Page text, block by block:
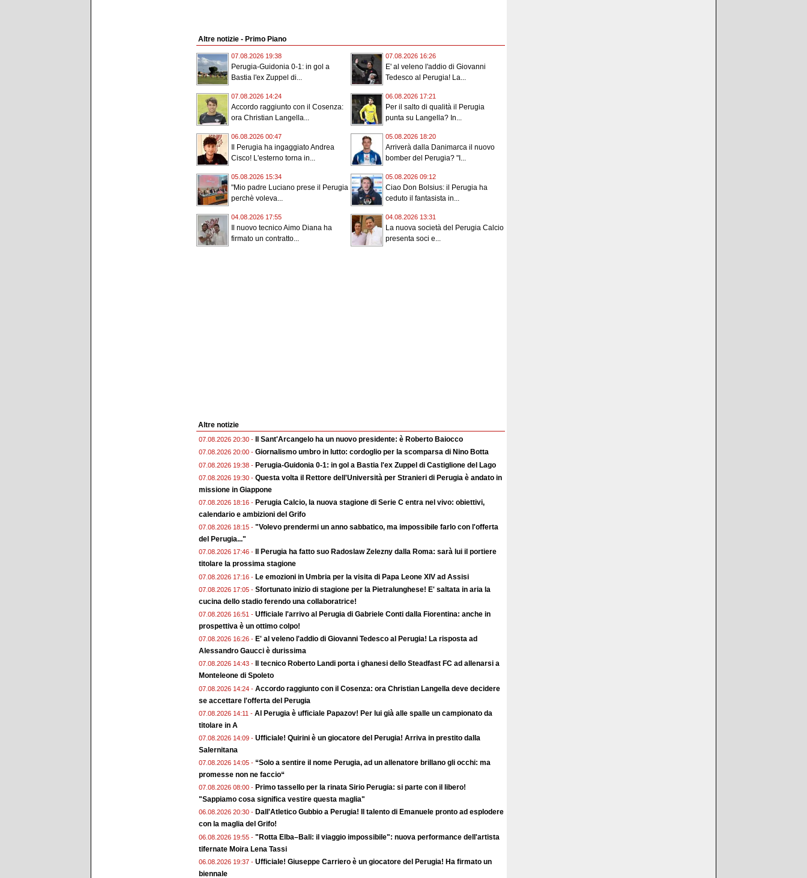
Altre notizie - Primo Piano
07.08.2026 19:38
Perugia-Guidonia 0-1: in gol a
Bastia l'ex Zuppel di...
07.08.2026 16:26
E' al veleno l'addio di Giovanni
Tedesco al Perugia! La...
07.08.2026 14:24
Accordo raggiunto con il Cosenza:
ora Christian Langella...
06.08.2026 17:21
Per il salto di qualità il Perugia
punta su Langella? In...
06.08.2026 00:47
Il Perugia ha ingaggiato Andrea
Cisco! L'esterno torna in...
05.08.2026 18:20
Arriverà dalla Danimarca il nuovo
bomber del Perugia? "I...
05.08.2026 15:34
"Mio padre Luciano prese il Perugia
perchè voleva...
05.08.2026 09:12
Ciao Don Bolsius: il Perugia ha
ceduto il fantasista in...
04.08.2026 17:55
Il nuovo tecnico Aimo Diana ha
firmato un contratto...
04.08.2026 13:31
La nuova società del Perugia Calcio
presenta soci e...
Altre notizie
07.08.2026 20:30 - Il Sant'Arcangelo ha un nuovo presidente: è Roberto Baiocco
07.08.2026 20:00 - Giornalismo umbro in lutto: cordoglio per la scomparsa di Nino Botta
07.08.2026 19:38 - Perugia-Guidonia 0-1: in gol a Bastia l'ex Zuppel di Castiglione del Lago
07.08.2026 19:30 - Questa volta il Rettore dell'Università per Stranieri di Perugia è andato in
missione in Giappone
07.08.2026 18:16 - Perugia Calcio, la nuova stagione di Serie C entra nel vivo: obiettivi,
calendario e ambizioni del Grifo
07.08.2026 18:15 - "Volevo prendermi un anno sabbatico, ma impossibile farlo con l'offerta
del Perugia..."
07.08.2026 17:46 -
Il Perugia ha fatto suo Radoslaw Zelezny dalla Roma: sarà lui il portiere
titolare la prossima stagione
07.08.2026 17:16 - Le emozioni in Umbria per la visita di Papa Leone XIV ad Assisi
07.08.2026 17:05 - Sfortunato inizio di stagione per la Pietralunghese! E' saltata in aria la
cucina dello stadio ferendo una collaboratrice!
07.08.2026 16:51 - Ufficiale l'arrivo al Perugia di Gabriele Conti dalla Fiorentina: anche in
prospettiva è un ottimo colpo!
07.08.2026 16:26 - E' al veleno l'addio di Giovanni Tedesco al Perugia! La risposta ad
Alessandro Gaucci è durissima
07.08.2026 14:43 -
Il tecnico Roberto Landi porta i ghanesi dello Steadfast FC ad allenarsi a
Monteleone di Spoleto
07.08.2026 14:24 - Accordo raggiunto con il Cosenza: ora Christian Langella deve decidere
se accettare l'offerta del Perugia
07.08.2026 14:11 - Al Perugia è ufficiale Papazov! Per lui già alle spalle un campionato da
titolare in A
07.08.2026 14:09 - Ufficiale! Quirini è un giocatore del Perugia! Arriva in prestito dalla
Salernitana
07.08.2026 14:05 - “Solo a sentire il nome Perugia, ad un allenatore brillano gli occhi: ma
promesse non ne faccio“
07.08.2026 08:00 - Primo tassello per la rinata Sirio Perugia: si parte con il libero!
"Sappiamo cosa significa vestire questa maglia"
06.08.2026 20:30 - Dall'Atletico Gubbio a Perugia! Il talento di Emanuele pronto ad esplodere
con la maglia del Grifo!
06.08.2026 19:55 - "Rotta Elba–Bali: il viaggio impossibile": nuova performance dell'artista
tifernate Moira Lena Tassi
06.08.2026 19:37 - Ufficiale! Giuseppe Carriero è un giocatore del Perugia! Ha firmato un
biennale